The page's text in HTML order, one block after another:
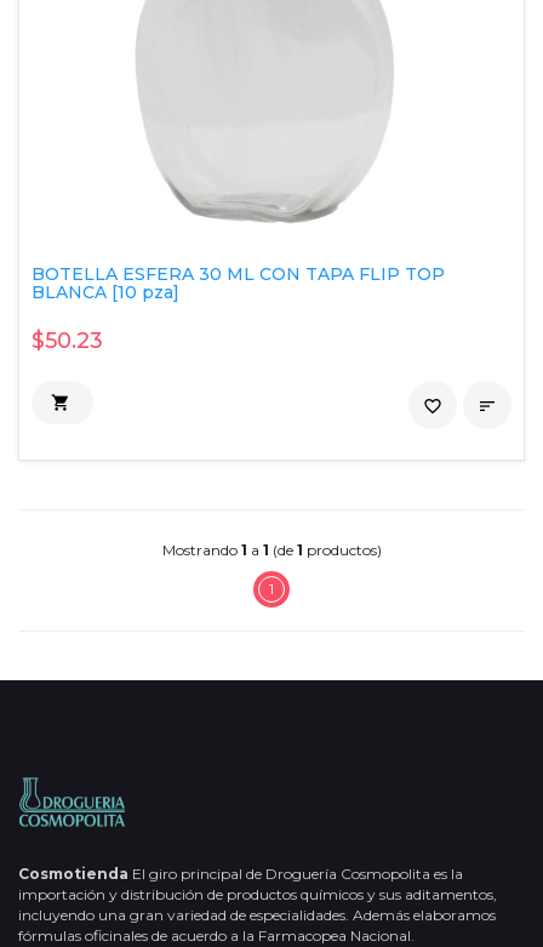
BOTELLA ESFERA 30 ML CON TAPA FLIP TOP
BLANCA [10 pza]
$50.23
 
favorite_border
Mostrando 1 a 1 (de 1 productos)
1
Cosmotienda El giro principal de Droguería Cosmopolita es la
importación y distribución de productos químicos y sus aditamentos,
incluyendo una gran variedad de especialidades. Además elaboramos
fórmulas oficinales de acuerdo a la Farmacopea Nacional.